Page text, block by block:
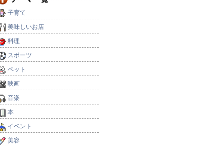
子育て
美味しいお店
料理
スポーツ
ペット
映画
音楽
本
イベント
美容